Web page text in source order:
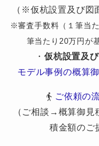
（※仮杭設置及び
※審査手数料（１筆当
筆当たり20万円が
・ 仮杭設置及
モデル事例の概算
ご依頼の
（ご相談→概算御
積金額のご